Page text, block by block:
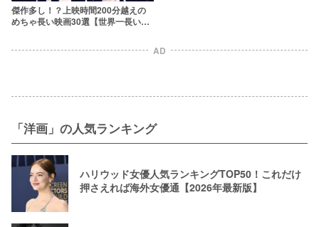
傑作多し！？上映時間200分越えの
めちゃ長い映画30選【世界一長い映
AD
「洋画」の人気ランキング
ハリウッド女優人気ランキングTOP50！これだけ
押さえれば海外女優通【2026年最新版】